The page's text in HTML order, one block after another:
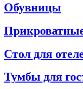
Обувницы
Стол для
Тумбы для